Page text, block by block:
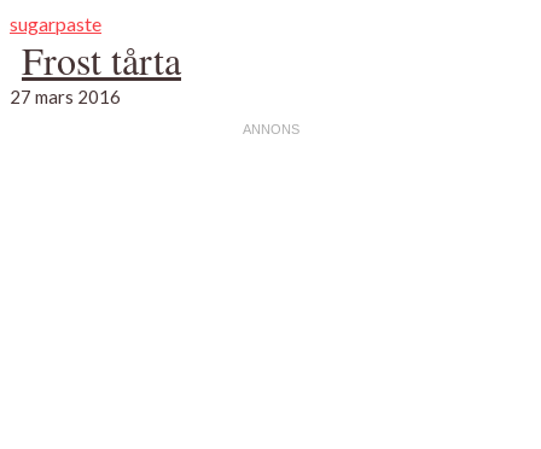
sugarpaste
Frost tårta
27 mars 2016